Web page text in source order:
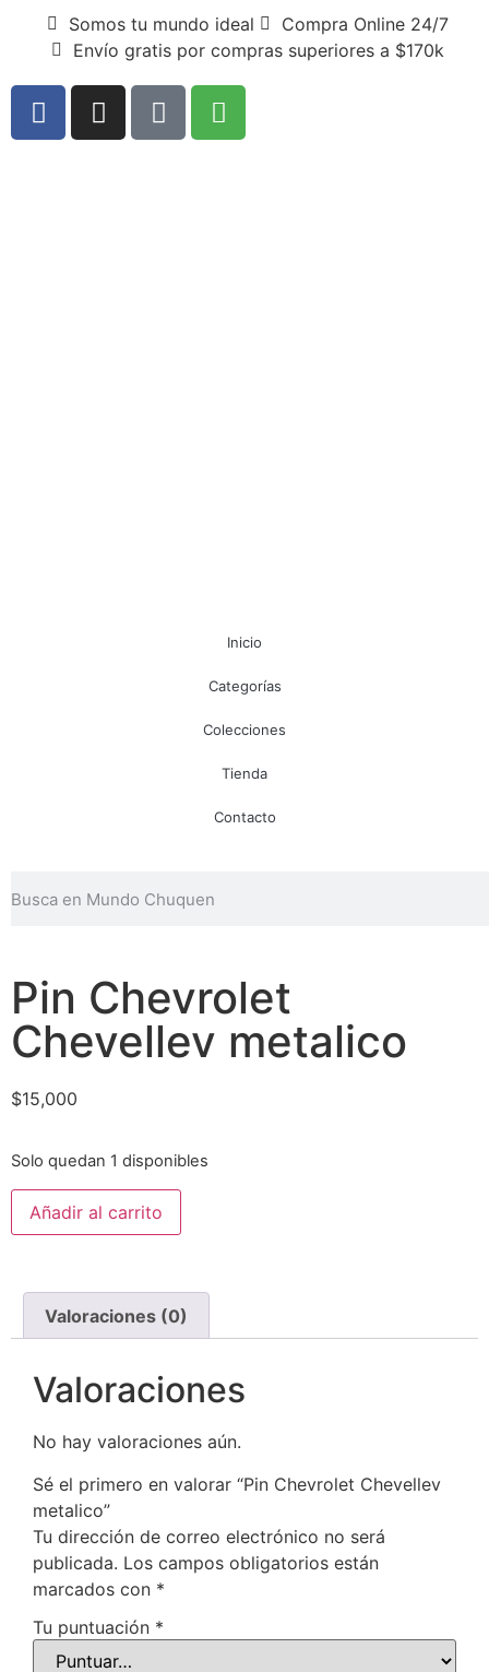
Somos tu mundo ideal
Compra Online 24/7
Envío gratis por compras superiores a $170k
Inicio
Categorías
Colecciones
Tienda
Contacto
Pin Chevrolet
Chevellev metalico
$15,000
Solo quedan 1 disponibles
Añadir al carrito
Valoraciones (0)
Valoraciones
No hay valoraciones aún.
Sé el primero en valorar “Pin Chevrolet Chevellev
metalico”
Tu dirección de correo electrónico no será
publicada. Los campos obligatorios están
marcados con *
Tu puntuación *